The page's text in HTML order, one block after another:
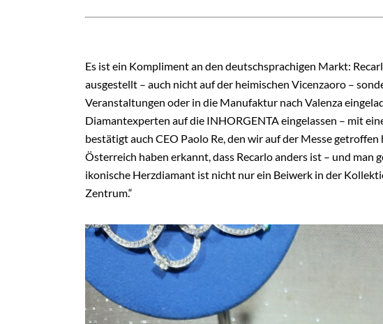
Es ist ein Kompliment an den deutschsprachigen Markt:
ausgestellt – auch nicht auf der heimischen Vicenzaoro –
Veranstaltungen oder in die Manufaktur nach Valenza
Diamantexperten auf die INHORGENTA eingelassen – mit
bestätigt auch CEO Paolo Re, den wir auf der Messe
Österreich haben erkannt, dass Recarlo anders ist – und man
ikonische Herzdiamant ist nicht nur ein Beiwerk in der
Zentrum.“